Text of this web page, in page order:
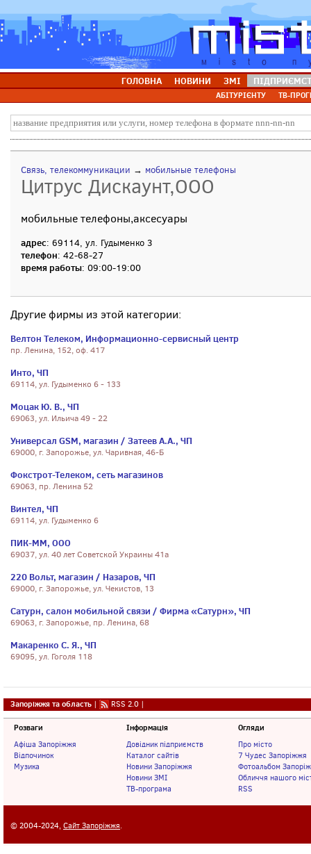
ГОЛОВНА НОВИНИ ЗМІ
АБІТУРІЄНТУ ТВ-
Связь, телекоммуникации → мобильные телефоны
Цитрус Диcкаунт,ООО
мобильные телефоны,аксесуары
адрес: 69114, ул. Гудыменко 3
телефон: 42-68-27
время работы: 09:00-19:00
Другие фирмы из этой категории:
Велтон Телеком, Информационно-сервисный центр
пр. Ленина, 152, оф. 417
Инто, ЧП
69114, ул. Гудыменко 6 - 133
Моцак Ю. В., ЧП
69063, ул. Ильича 49 - 22
Универсал GSM, магазин / Затеев А.А., ЧП
69000, г. Запорожье, ул. Чаривная, 46-Б
Фокстрот-Телеком, сеть магазинов
69063, пр. Ленина 52
Винтел, ЧП
69114, ул. Гудыменко 6
ПИК-ММ, ООО
69037, ул. 40 лет Советской Украины 41а
220 Вольт, магазин / Назаров, ЧП
69000, г. Запорожье, ул. Чекистов, 13
Сатурн, салон мобильной связи / Фирма «Сатурн», ЧП
69063, г. Запорожье, пр. Ленина, 68
Макаренко С. Я., ЧП
69095, ул. Гоголя 118
Запоріжжя та область | RSS 2.0 |
Розваги
Афіша Запоріжжя
Відпочинок
Музика
Інформація
Довідник підприємств
Каталог сайтів
Новини Запоріжжя
Новини ЗМІ
ТВ-програма
Огляди
Про місто
7 Чудес Запоріжжя
Фотоальбом
Обличчя нашого
RSS
© 2004-2024, Сайт Запоріжжя.